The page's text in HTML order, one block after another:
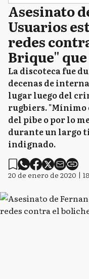
Asesinato
Usuarios
redes
Brique"
La discoteca fue
decenas de
lugar luego del
rugbiers.
del pibe o por lo
durante un largo
indignado.
20 de enero de 2020 |